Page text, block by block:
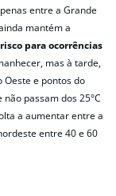
entre a Grande
mantém a
para ocorrências
mas à tarde,
Oeste e pontos do
passam dos 25°C
a aumentar entre a
entre 40 e 60